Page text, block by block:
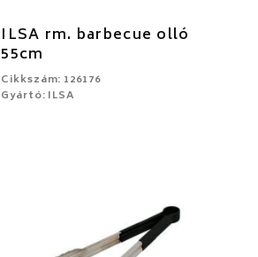
ILSA rm. barbecue olló
55cm
Cikkszám: 126176
Gyártó: ILSA